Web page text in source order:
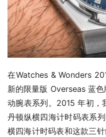
在Watches & Wonders
新的限量版 Overseas 蓝
动腕表系列。2015 年初，
丹顿纵横四海计时码表系
横四海计时码表和这款三